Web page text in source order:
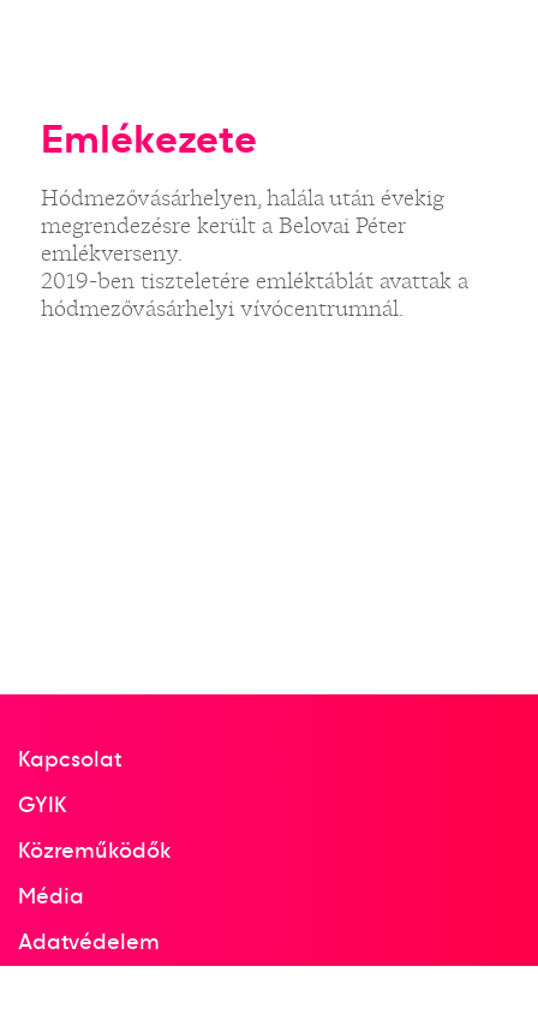
Emlékezete
Hódmezővásárhelyen, halála után évekig
megrendezésre került a Belovai Péter
emlékverseny.
2019-ben tiszteletére emléktáblát avattak a
hódmezővásárhelyi vívócentrumnál.
Kapcsolat
GYIK
Közreműködők
Média
Adatvédelem